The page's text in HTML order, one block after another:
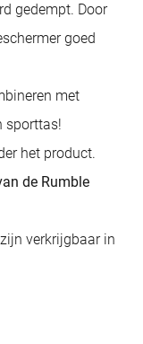
gedempt. Door
goed
met
sporttas!
het product.
de Rumble
verkrijgbaar in